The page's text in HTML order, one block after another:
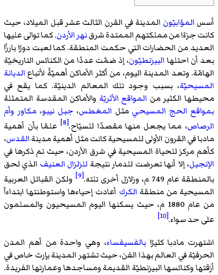
أسس المؤابيّون المدينة في القرن الثالث عشر قبل الميلاد، حيث
كانت جزءًا من مملكتهم الممتدة شرقنهر الأردن. كما توالى عليها
العديد من الحضارات التي حكمت المنطقة. كما لعبت دورًا بارزًا
بعد أن احتلها البيزنطيّون، إذ ضمّت عددًا من الكنائس التاريخيّة
الهامّة. وتعد المدينة اليوم، من أكثر الأماكن أهميّةً لأتباع الديانة
المسيحيّة، بسبب وجود تلك المعالم الدينيّة. كما يقع في
محيطها الكثير من المواقع الأثريّة والأماكن المقدسة المتمثلة
بمواقع الحج المسيحي مثل المغطس، جبل نيبو،مكاور وأم
الرصاص، مما يجعل منها مقصدًا للسيّاح.[8]
علمًا بأن أهمية
مادبا في القرون الأولى للمسيحية كانت مثل أهمية مدينةالقدس،
كأهم مركز للحياة المسيحية في شرق الأردن، حيث تم ذكرها في
الإنجيل، إلا أنها تعرضت للدمار نتيجة للزلزال العنيف الذي لحق
بالمنطقة عام 749 م، وزلازل أخرى تلته.
[9]
ولكن القبائل العربية
المسيحية من منطقة الكرك أعادت إحياءها واستوطنتها ابتداءاً
من عام 1880 م، حيث يسكنها اليوم المسيحيون والمسلمون
على حد سواء.[10]
اشتهرت مادبا كثيرًابالفسيفساء، وهي واحدة من أهم المدن
الحرفيّة في العالم بهذا الفن، حيث تشتهر المدينة بإرث خاص في
أزقتها وكنائسها البيزنطيّة القديمة ومساجدها وعمارتها الفريدة.